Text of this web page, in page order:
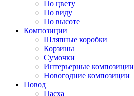
По цвету
По виду
По высоте
Композиции
Шляпные коробки
Корзины
Сумочки
Интерьерные композиции
Новогодние композиции
Повод
Пасха